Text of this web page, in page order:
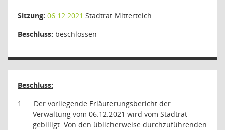
Sitzung: 06.12.2021 Stadtrat Mitterteich
Beschluss: beschlossen
Beschluss:
1.
Der vorliegende Erläuterungsbericht der
Verwaltung vom 06.12.2021 wird vom Stadtrat
gebilligt. Von den üblicherweise durchzuführenden